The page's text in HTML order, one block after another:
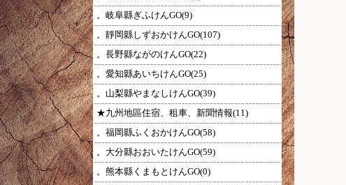
。岐阜縣ぎふけんGO(9)
。靜岡縣しずおかけんGO(107)
。長野縣ながのけんGO(22)
。愛知縣あいちけんGO(25)
。山梨縣やまなしけんGO(39)
★九州地區住宿、租車、新聞情報(11)
。福岡縣ふくおかけんGO(58)
。大分縣おおいたけんGO(59)
。熊本縣くまもとけんGO(0)